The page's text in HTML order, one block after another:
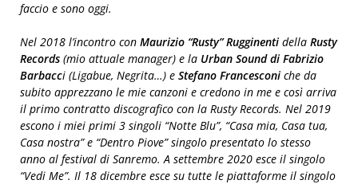
faccio e sono oggi.
Nel 2018 l’incontro con Maurizio “Rusty” Rugginenti della Rusty
Records (mio attuale manager) e la Urban Sound di Fabrizio
Barbacci (Ligabue, Negrita…) e Stefano Francesconi che da
subito apprezzano le mie canzoni e credono in me e così arriva
il primo contratto discografico con la Rusty Records. Nel 2019
escono i miei primi 3 singoli “Notte Blu”, “Casa mia, Casa tua,
Casa nostra” e “Dentro Piove” singolo presentato lo stesso
anno al festival di Sanremo. A settembre 2020 esce il singolo
“Vedi Me”. Il 18 dicembre esce su tutte le piattaforme il singolo